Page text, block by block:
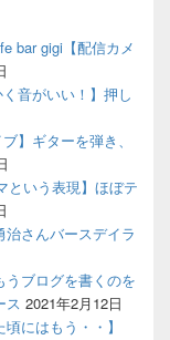
bar gigi【配信カメ
音がいい！】押し
】ギターを弾き、
という表現】ほぼテ
さんバースデイラ
うブログを書くのを
ス 2021年2月12日
にはもう・・】